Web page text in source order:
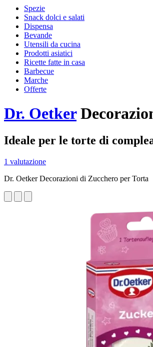
Spezie
Snack dolci e salati
Dispensa
Bevande
Utensili da cucina
Prodotti asiatici
Ricette fatte in casa
Barbecue
Marche
Offerte
Dr. Oetker
Ideale per le torte di
1 valutazione
Dr. Oetker Decorazioni di Zucchero per Torta